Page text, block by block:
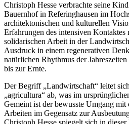
Christoph Hesse verbrachte seine
Bauernhof in Referinghausen im
architektonischen und kulturellen
Erfahrungen des intensiven
solidarischen Arbeit in der
Ausdruck in einem regenerativen
natürlichen Rhythmus der
bis zur Ernte.
Der Begriff „Landwirtschaft“ leitet
„agricultura“ ab, was im
Gemeint ist der bewusste Umgang
Arbeiten im Gegensatz zur